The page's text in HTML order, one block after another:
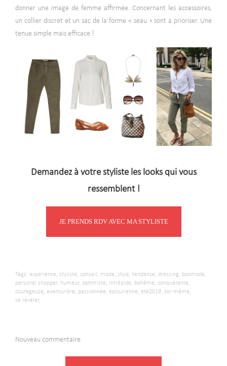
donner une image de femme affirmée. Concernant les accessoires,
un collier discret et un sac de la forme « seau » sont à prioriser. Une
tenue simple mais efficace !
Demandez à votre styliste les looks qui vous
ressemblent !
JE PRENDS RDV AVEC MA STYLISTE
Tags: expérience, styliste, conseil, mode, style, tendance, dressing, boxmode,
personal shopper, humeur, optimiste, intrépide, bohème, conquérante,
courageuse, aventurière, passionnée, épicurienne, été2019, soi-même,
se révéler,
Nouveau commentaire